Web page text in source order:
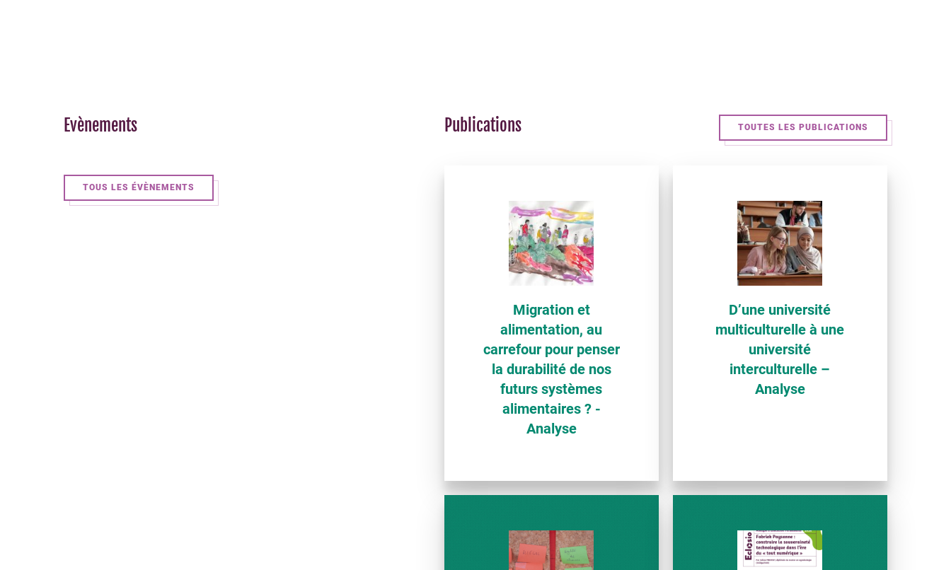
Evènements
TOUS LES ÉVÈNEMENTS
Publications TOUTES LES PUBLICATIONS
Migration et
alimentation, au
carrefour pour penser
la durabilité de nos
futurs systèmes
alimentaires ? -
Analyse
D’une université
multiculturelle à une
université
interculturelle –
Analyse